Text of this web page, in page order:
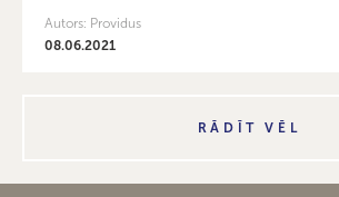
Autors: Providus
08.06.2021
RĀDĪT VĒL